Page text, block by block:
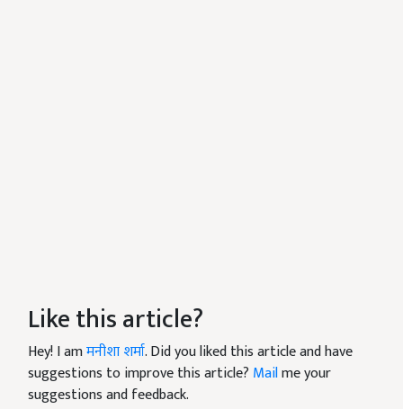
Like this article?
Hey! I amमनीशा शर्मा. Did you liked this article and have
suggestions to improve this article? Mailme your
suggestions and feedback.